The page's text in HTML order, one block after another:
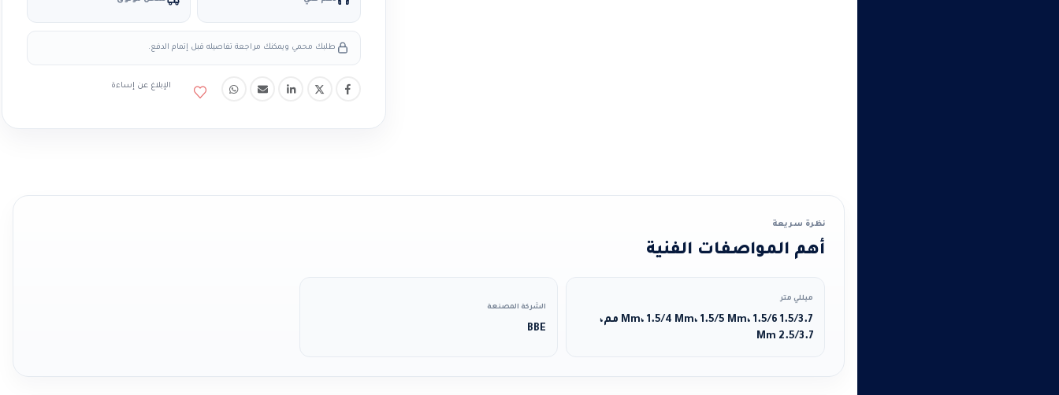
طلبك محمي ويمكنك مراجعة تفاصيله قبل إتمام الدفع.
الإبلاغ عن إساءة
نظرة سريعة
أهم المواصفات الفنية
ميللي متر
1.5/3.7 Mm، 1.5/4 Mm، 1.5/5 Mm، 1.5/6 مم،
2.5/3.7 Mm
الشركة المصنعة
BBE